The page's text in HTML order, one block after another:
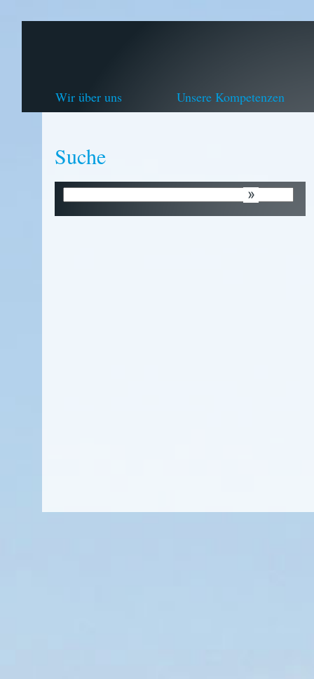
Wir über uns Unsere Kompetenzen
Suche